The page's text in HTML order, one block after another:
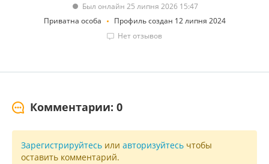
Был онлайн 25 липня 2026 15:47
Приватна особа
Профиль создан 12 липня 2024
Нет отзывов
Комментарии: 0
Зарегистрируйтесь или авторизуйтесь чтобы
оставить комментарий.